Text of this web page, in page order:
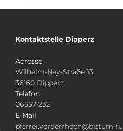
Kontaktstelle Dipperz
Adresse
Wilhelm-Ney-Straße 13,
36160 Dipperz
Telefon
06657-232
E-Mail
pfarrei.vorderrhoen@bistum-